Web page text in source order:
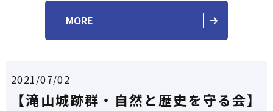
MORE
2021/07/02
【滝山城跡群・自然と歴史を守る会】